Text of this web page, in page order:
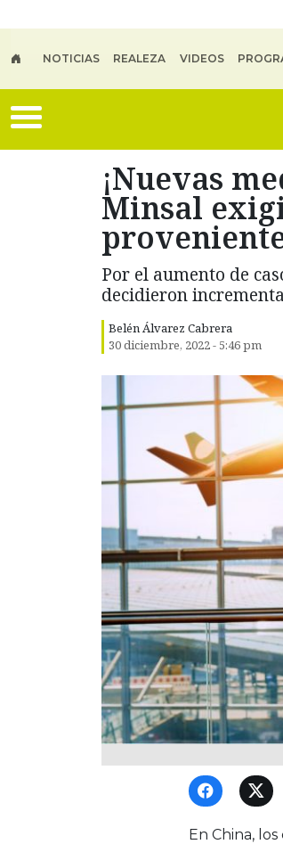
NOTICIAS REALEZA VIDEOS
¡Nuevas
Minsal
Por el aumento de
decidieron
Belén Álvarez Cabrera
30 diciembre, 2022 - 5:46 pm
En China,